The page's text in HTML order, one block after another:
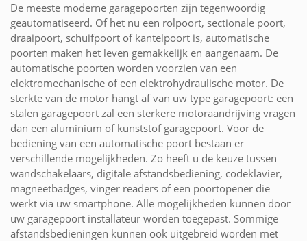
De meeste moderne garagepoorten zijn tegenwoordig
geautomatiseerd. Of het nu een rolpoort, sectionale poort,
draaipoort, schuifpoort of kantelpoort is, automatische
poorten maken het leven gemakkelijk en aangenaam. De
automatische poorten worden voorzien van een
elektromechanische of een elektrohydraulische motor. De
sterkte van de motor hangt af van uw type garagepoort: een
stalen garagepoort zal een sterkere motoraandrijving vragen
dan een aluminium of kunststof garagepoort. Voor de
bediening van een automatische poort bestaan er
verschillende mogelijkheden. Zo heeft u de keuze tussen
wandschakelaars, digitale afstandsbediening, codeklavier,
magneetbadges, vinger readers of een poortopener die
werkt via uw smartphone. Alle mogelijkheden kunnen door
uw garagepoort installateur worden toegepast. Sommige
afstandsbedieningen kunnen ook uitgebreid worden met